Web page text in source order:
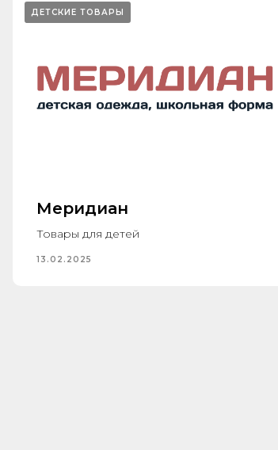
ДЕТСКИЕ ТОВАРЫ
Меридиан
Товары для детей
13.02.2025